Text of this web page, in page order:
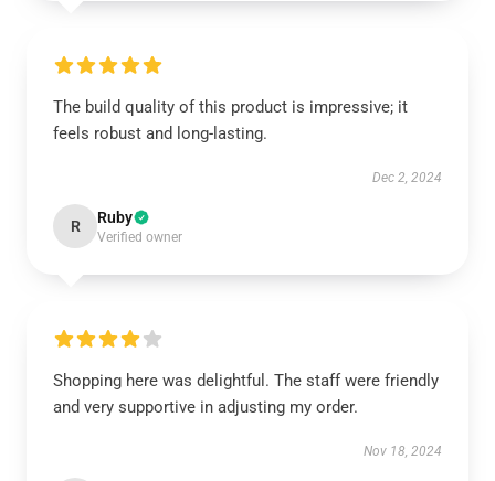
The build quality of this product is impressive; it
feels robust and long-lasting.
Dec 2, 2024
R Ruby
Verified owner
Shopping here was delightful. The staff were friendly
and very supportive in adjusting my order.
Nov 18, 2024